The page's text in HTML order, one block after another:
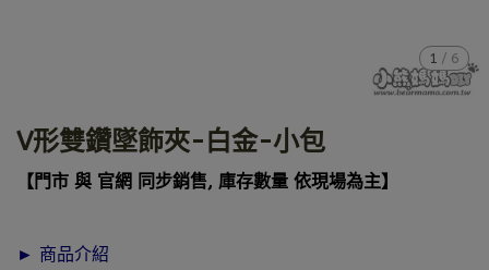
1 / 6
V形雙鑽墜飾夾-白金-小包
【門市 與 官網 同步銷售, 庫存數量 依現場為主】
► 商品介紹